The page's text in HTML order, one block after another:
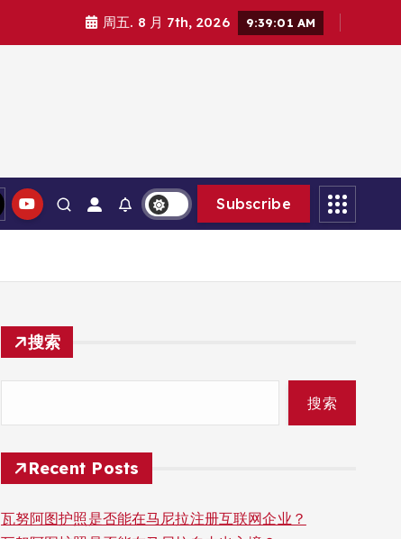
周五. 8 月 7th, 2026 9:39:03 AM
Subscribe
搜索
搜索
Recent Posts
瓦努阿图护照是否能在马尼拉注册互联网企业？